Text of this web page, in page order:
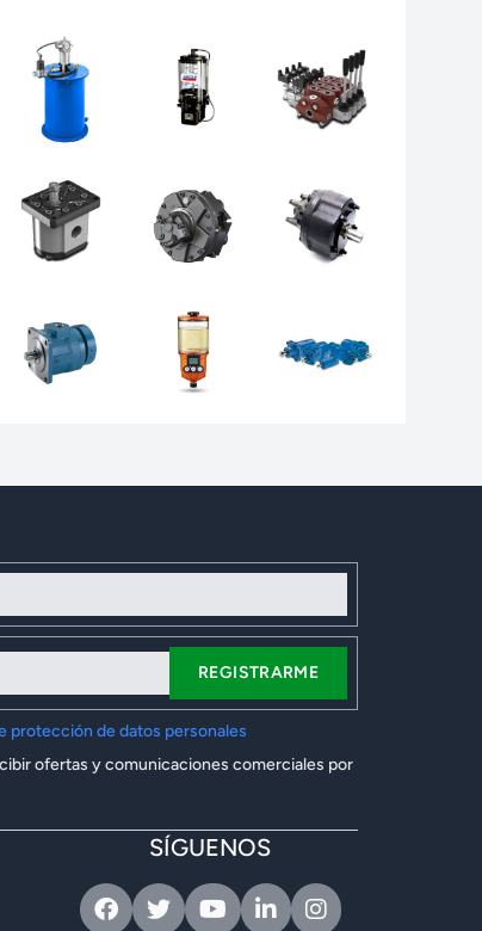
REGISTRARME
protección de datos personales
ofertas y comunicaciones comerciales por
SÍGUENOS
FacebookTwitterYoutubeLinkedinInstagram